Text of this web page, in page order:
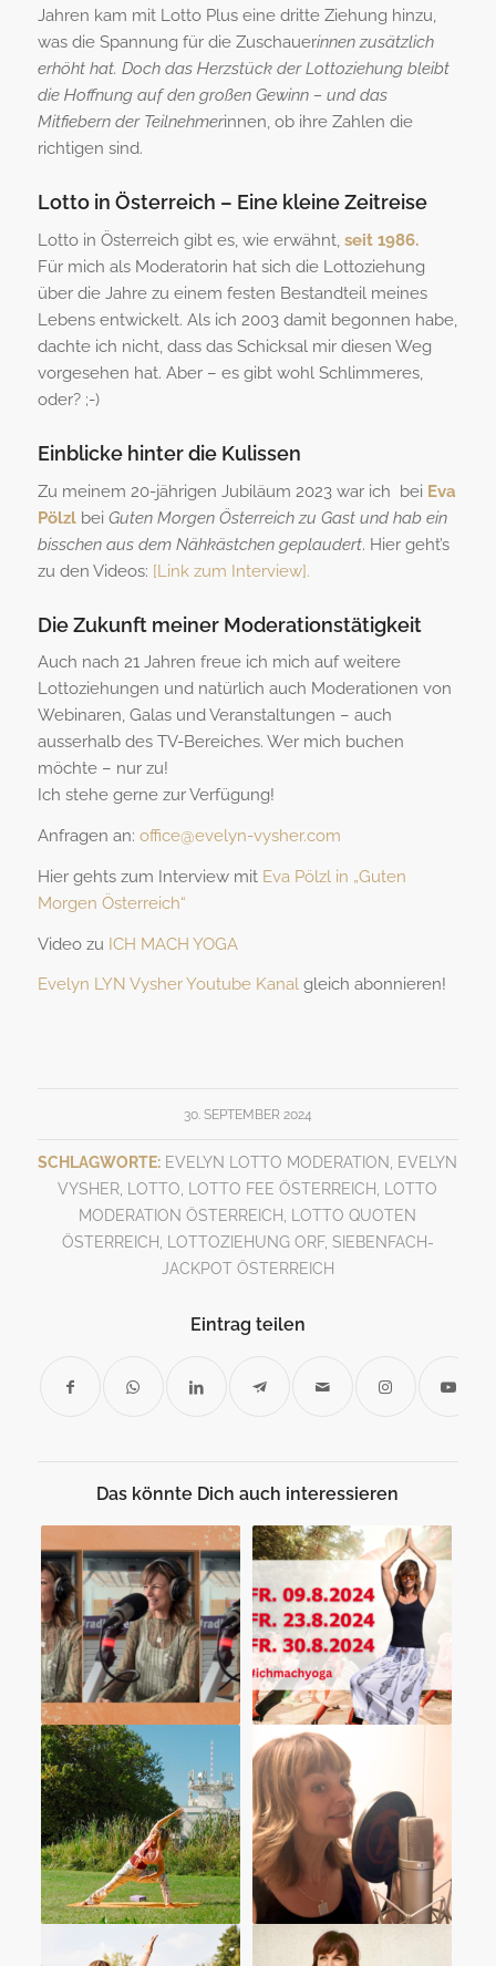
Jahren kam mit Lotto Plus eine dritte Ziehung hinzu,
was die Spannung für die Zuschauerinnen zusätzlich
erhöht hat. Doch das Herzstück der Lottoziehung bleibt
die Hoffnung auf den großen Gewinn – und das
Mitfiebern der Teilnehmerinnen, ob ihre Zahlen die
richtigen sind.
Lotto in Österreich – Eine kleine Zeitreise
Lotto in Österreich gibt es, wie erwähnt, seit 1986.
Für mich als Moderatorin hat sich die Lottoziehung
über die Jahre zu einem festen Bestandteil meines
Lebens entwickelt. Als ich 2003 damit begonnen habe,
dachte ich nicht, dass das Schicksal mir diesen Weg
vorgesehen hat. Aber – es gibt wohl Schlimmeres,
oder? ;-)
Einblicke hinter die Kulissen
Zu meinem 20-jährigen Jubiläum 2023 war ich bei Eva
Pölzlbei Guten Morgen Österreich zu Gast und hab ein
bisschen aus dem Nähkästchen geplaudert. Hier geht’s
zu den Videos: [Link zum Interview].
Die Zukunft meiner Moderationstätigkeit
Auch nach 21 Jahren freue ich mich auf weitere
Lottoziehungen und natürlich auch Moderationen von
Webinaren, Galas und Veranstaltungen – auch
ausserhalb des TV-Bereiches. Wer mich buchen
möchte – nur zu!
Ich stehe gerne zur Verfügung!
Anfragen an: office@evelyn-vysher.com
Hier gehts zum Interview mit Eva Pölzl in „Guten
Morgen Österreich“
Video zu ICH MACH YOGA
Evelyn LYN Vysher Youtube Kanalgleich abonnieren!
30. SEPTEMBER 2024
SCHLAGWORTE: EVELYN LOTTO MODERATION
EVELYN
VYSHER
LOTTO LOTTO FEE ÖSTERREICH
LOTTO
MODERATION ÖSTERREICH
LOTTO QUOTEN
ÖSTERREICH
LOTTOZIEHUNG ORF, SIEBENFACH-
JACKPOT ÖSTERREICH
Eintrag teilen
Das könnte Dich auch interessieren